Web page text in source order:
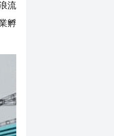
流
孵